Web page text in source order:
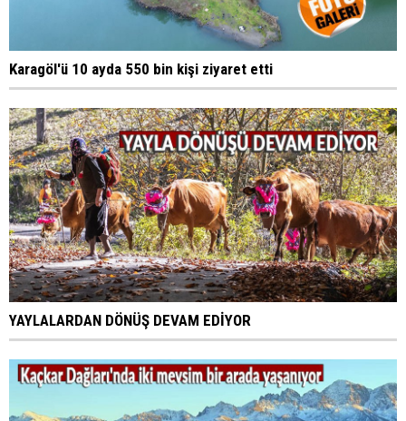
Karagöl'ü 10 ayda 550 bin kişi ziyaret etti
YAYLALARDAN DÖNÜŞ DEVAM EDİYOR